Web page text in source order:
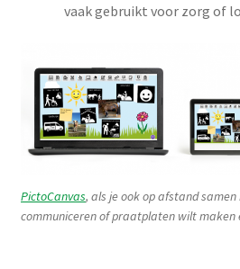
vaak gebruikt voor zorg of
PictoCanvas, als je ook op afstand samen
communiceren of praatplaten wilt maken